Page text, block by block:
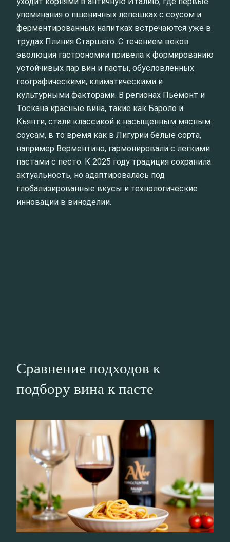
упоминания о пшеничных лепешках с соусом и
ферментированных напитках встречаются уже в
трудах Плиния Старшего. С течением веков
эволюция гастрономии привела к формированию
устойчивых пар вин и пасты, обусловленных
географическими, климатическими и
культурными факторами. В регионах Пьемонт и
Тоскана красные вина, такие как Бароло и
Кьянти, стали классикой к насыщенным мясным
соусам, в то время как в Лигурии белые сорта,
например Верментино, гармонировали с легкими
пастами с песто. К 2025 году традиция сохранила
актуальность, но адаптировалась под
глобализированные вкусы и технологические
инновации в виноделии.
Сравнение подходов к
подбору вина к пасте